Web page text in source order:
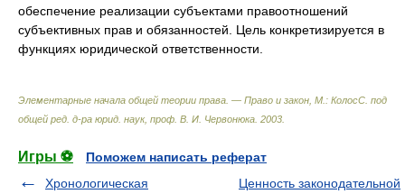
обеспечение реализации субъектами правоотношений
субъективных прав и обязанностей. Цель конкретизируется в
функциях юридической ответственности.
Элементарные начала общей теории права. — Право и закон, М.: КолосС под
общей ред. д-ра юрид. наук, проф. В. И. Червонюка 2003
Игры ⚽
Поможем написать реферат
Хронологическая
Ценность законодательной